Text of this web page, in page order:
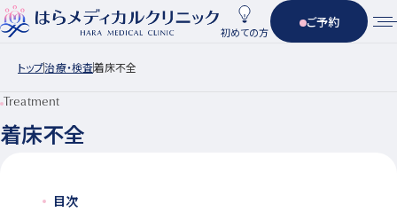
初めての方
ご予約
トップ治療・検査着床不全
Treatment
着床不全
目次